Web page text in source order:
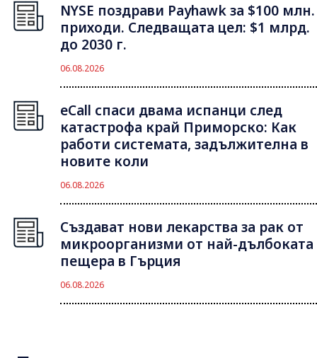
NYSE поздрави Payhawk за $100 млн.
приходи. Следващата цел: $1 млрд.
до 2030 г.
06.08.2026
eCall спаси двама испанци след
катастрофа край Приморско: Как
работи системата, задължителна в
новите коли
06.08.2026
Създават нови лекарства за рак от
микроорганизми от най-дълбоката
пещера в Гърция
06.08.2026